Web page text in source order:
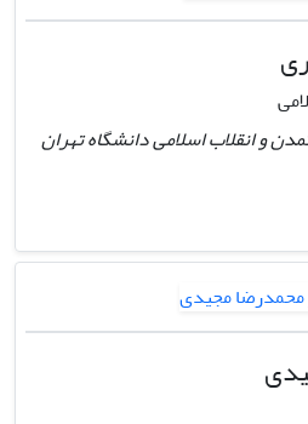
و انقلاب اسلامی دانشگاه تهران